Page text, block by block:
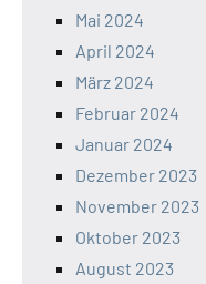
Mai 2024
April 2024
März 2024
Februar 2024
Januar 2024
Dezember 2023
November 2023
Oktober 2023
August 2023